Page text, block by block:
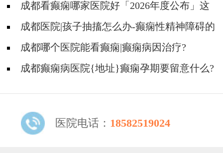
哪些护理问题?
成都看癫痫哪家医院好「2026年度公布」这
些常见的食物能帮助癫痫治疗!
成都医院|孩子抽搐怎么办-癫痫性精神障碍的
护理措施有哪些?
成都哪个医院能看癫痫|癫痫病因治疗?
成都癫痫病医院{地址}癫痫孕期要留意什么?
医院电话： 18582519024